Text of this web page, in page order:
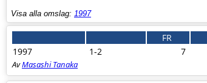
Visa alla omslag: 1997
FR
1997
1-2 7
AvMasashi Tanaka